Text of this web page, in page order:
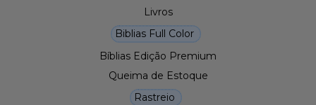
Livros
Biblias Full Color
Bíblias Edição Premium
Queima de Estoque
Rastreio